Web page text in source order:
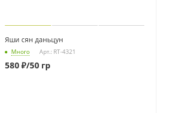
Яши сян даньцун
Много Арт.: RT-4321
580 ₽/50 гр